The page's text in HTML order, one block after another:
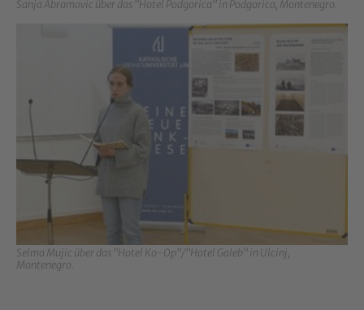
Sanja Abramovic über das "Hotel Podgorica" in Podgorica, Montenegro.
Show larger version for:
Selma Mujic über das "Hotel Ko-Op"/"Hotel Galeb" in Ulcinj,
Montenegro.